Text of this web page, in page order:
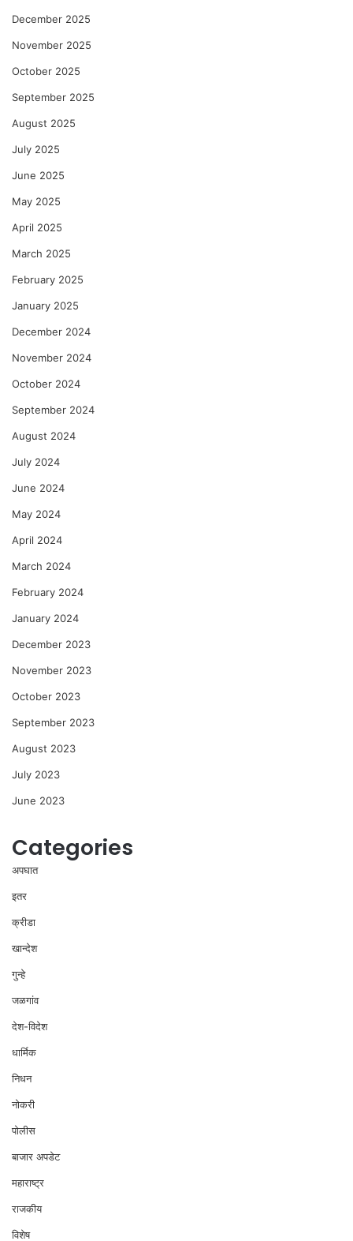
December 2025
November 2025
October 2025
September 2025
August 2025
July 2025
June 2025
May 2025
April 2025
March 2025
February 2025
January 2025
December 2024
November 2024
October 2024
September 2024
August 2024
July 2024
June 2024
May 2024
April 2024
March 2024
February 2024
January 2024
December 2023
November 2023
October 2023
September 2023
August 2023
July 2023
June 2023
Categories
अपघात
इतर
क्रीडा
खान्देश
गुन्हे
जळगांव
देश-विदेश
धार्मिक
निधन
नोकरी
पोलीस
बाजार अपडेट
महाराष्ट्र
राजकीय
विशेष